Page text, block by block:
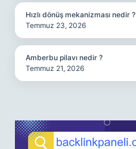
Hızlı dönüş mekanizması nedir ?
Temmuz 23, 2026
Amberbu pilavı nedir ?
Temmuz 21, 2026